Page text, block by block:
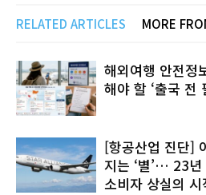
RELATED ARTICLES MORE
해외여행 안전정
해야 할 ‘출국 전
[항공산업 진단]
지는 ‘별’… 23년
소비자 상실의 시